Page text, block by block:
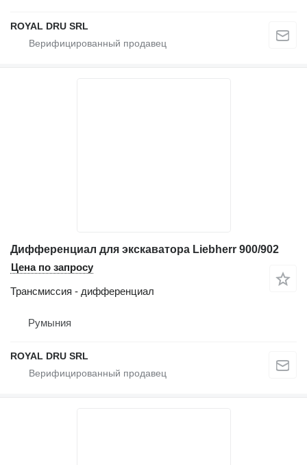
ROYAL DRU SRL
Дифференциал для экскаватора Liebherr 900/902
Цена по запросу
Трансмиссия - дифференциал
Румыния
ROYAL DRU SRL